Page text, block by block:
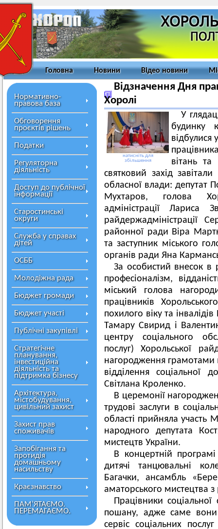
Головна Новини Відео новини
Нормативно-
правова база
Обговорення
проєктів рішень
Податки
Регуляторна
діяльність
Доступ до публічної
інформації
Старостинські
округи
Служба у справах
дітей
ОСББ
Молодіжна рада
Бюджет громади
Бюджет участі
Публічні закупівлі
Стратегічне
планування,
інвестиційна
діяльність та
підтримка бізнесу
Архітектура,
містобудування,
цивільний захист
Захист прав
споживачів
Запобігання та
протидія
домашньому
насильству
Краєзнавство
ПАМ’ЯТАЄМО.
ПЕРЕМАГАЄМО.
Відзначення Дня
Хоролі
натисніть для
збільшення
У
будинку
відбулися
вітань та
святковий захід
обласної влади: депутат
Мухтаров, голова
адміністрації Лариса
райдержадміністрації
районної ради Віра
та заступник міського
органів ради Яна
За особистий внесок в
професіоналізм,
міський голова
працівників
похилого віку та
Тамару Свирид і
центру соціального
послуг) Хорольської
нагородження грамотами
відділення
Світлана Кроленко.
В церемонії
трудові заслуги в
області прийняла участь
народного депутата
мистецтв України.
В концертній програмі
дитячі танцювальні
Багачки, ансамбль
аматорського мистецтва з
Працівники
пошану, адже саме вони
сервіс соціальних